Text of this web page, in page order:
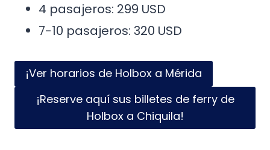
4 pasajeros: 299 USD
7-10 pasajeros: 320 USD
¡Ver horarios de Holbox a Mérida
¡Reserve aquí sus billetes de ferry de
Holbox a Chiquila!